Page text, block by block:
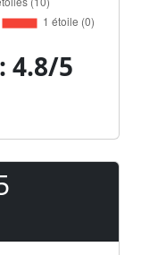
4.8/5